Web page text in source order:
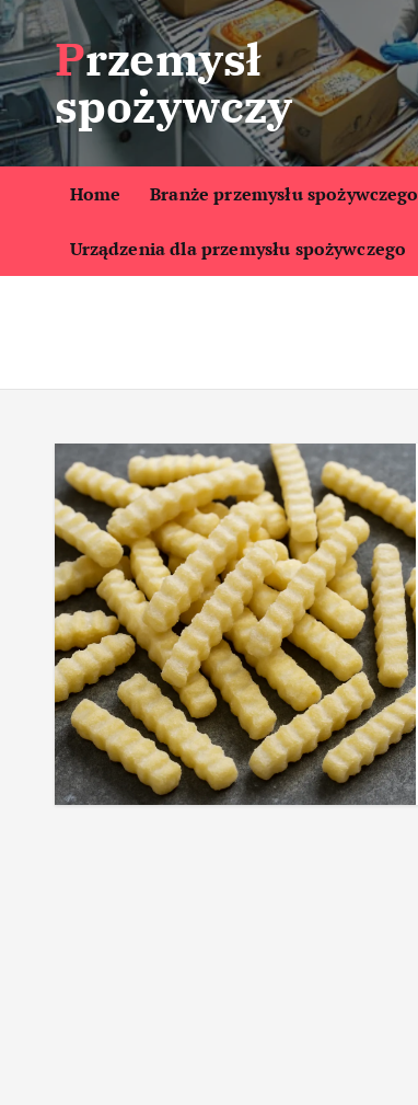
S
k
i
p
t
o
t
Przemysł
spożywczy
Home Branże przemysłu spożywczego
Urządzenia dla przemysłu spożywczego